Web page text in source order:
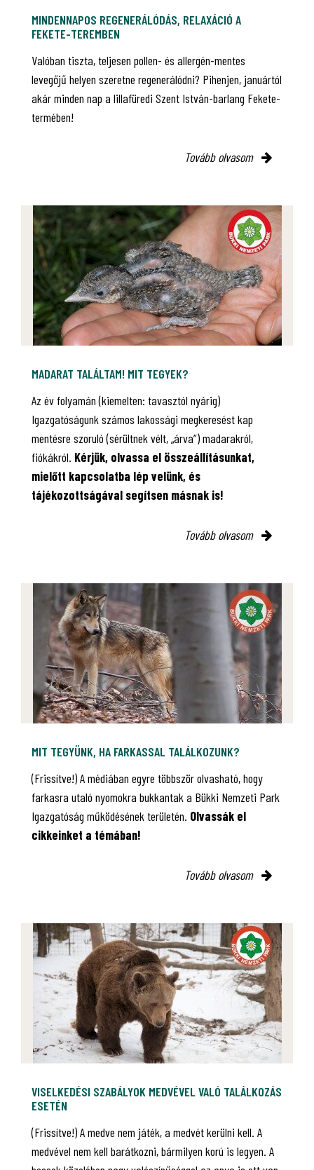
MINDENNAPOS REGENERÁLÓDÁS, RELAXÁCIÓ A
FEKETE-TEREMBEN
Valóban tiszta, teljesen pollen- és allergén-mentes
levegőjű helyen szeretne regenerálódni? Pihenjen, januártól
akár minden nap a lillafüredi Szent István-barlang Fekete-
termében!
Tovább olvasom
MADARAT TALÁLTAM! MIT TEGYEK?
Az év folyamán (kiemelten: tavasztól nyárig)
Igazgatóságunk számos lakossági megkeresést kap
mentésre szoruló (sérültnek vélt, „árva”) madarakról,
fiókákról. Kérjük, olvassa el összeállításunkat,
mielőtt kapcsolatba lép velünk, és
tájékozottságával segítsen másnak is!
Tovább olvasom
MIT TEGYÜNK, HA FARKASSAL TALÁLKOZUNK?
(Frissítve!) A médiában egyre többször olvasható, hogy
farkasra utaló nyomokra bukkantak a Bükki Nemzeti Park
Igazgatóság működésének területén. Olvassák el
cikkeinket a témában!
Tovább olvasom
VISELKEDÉSI SZABÁLYOK MEDVÉVEL VALÓ TALÁLKOZÁS
ESETÉN
(Frissítve!) A medve nem játék, a medvét kerülni kell. A
medvével nem kell barátkozni, bármilyen korú is legyen. A